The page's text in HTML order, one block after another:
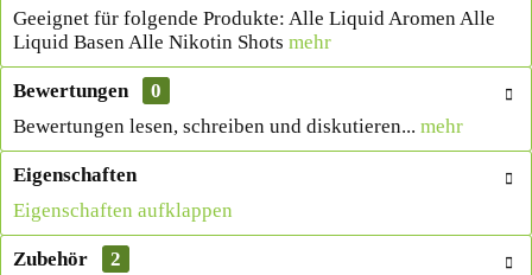
Geeignet für folgende Produkte: Alle Liquid Aromen Alle
Liquid Basen Alle Nikotin Shots mehr
Bewertungen
0
Bewertungen lesen, schreiben und diskutieren... mehr
Eigenschaften
Eigenschaften aufklappen
Zubehör 2